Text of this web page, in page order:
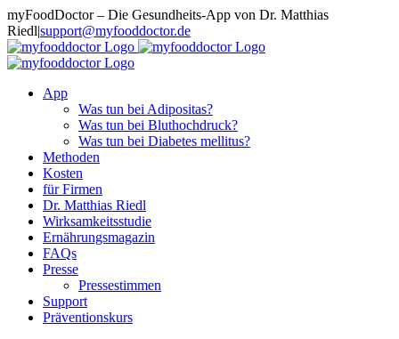
Zum
Inhalt
springen
myFoodDoctor – Die Gesundheits-App von Dr. Matthias
Riedl|support@myfooddoctor.de
E-
Mail
Facebook
Instagram
LinkedIn
App
Was tun bei Adipositas?
Was tun bei Bluthochdruck?
Was tun bei Diabetes mellitus?
Methoden
Kosten
für Firmen
Dr. Matthias Riedl
Wirksamkeitsstudie
Ernährungsmagazin
FAQs
Presse
Pressestimmen
Support
Präventionskurs